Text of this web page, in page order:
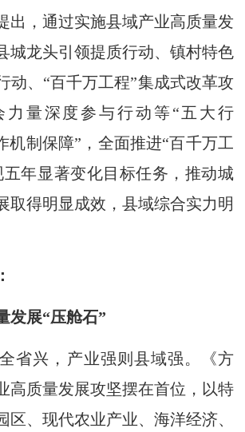
，通过实施县域产业高质量发
城龙头引领提质行动、镇村特色
动、“百千万工程”集成式改革攻
力量深度参与行动等“五大行
机制保障”，全面推进“百千万工
五年显著变化目标任务，推动城
取得明显成效，县域综合实力明
展“压舱石”
兴，产业强则县域强。《方
高质量发展攻坚摆在首位，以特
区、现代农业产业、海洋经济、